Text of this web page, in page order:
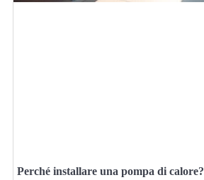
Perché installare una pompa di calore?